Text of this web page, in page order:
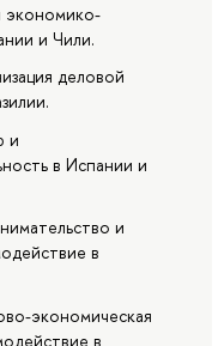
экономико-
и Чили.
деловой
и
в Испании и
и
в
экономическая
в